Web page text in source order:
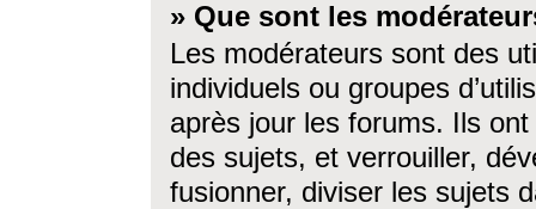
» Que sont les
Les modérateurs sont des
individuels ou groupes
après jour les forums. Ils ont
des sujets, et verrouiller,
fusionner, diviser les sujets